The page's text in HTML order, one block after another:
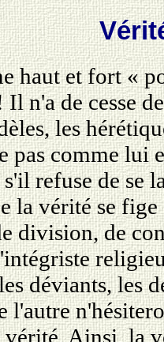
haut et fort «
n'a de cesse
les
pas comme lui
refuse de se
la vérité se
division, de
déviants, les
l'autre
Ainsi, la